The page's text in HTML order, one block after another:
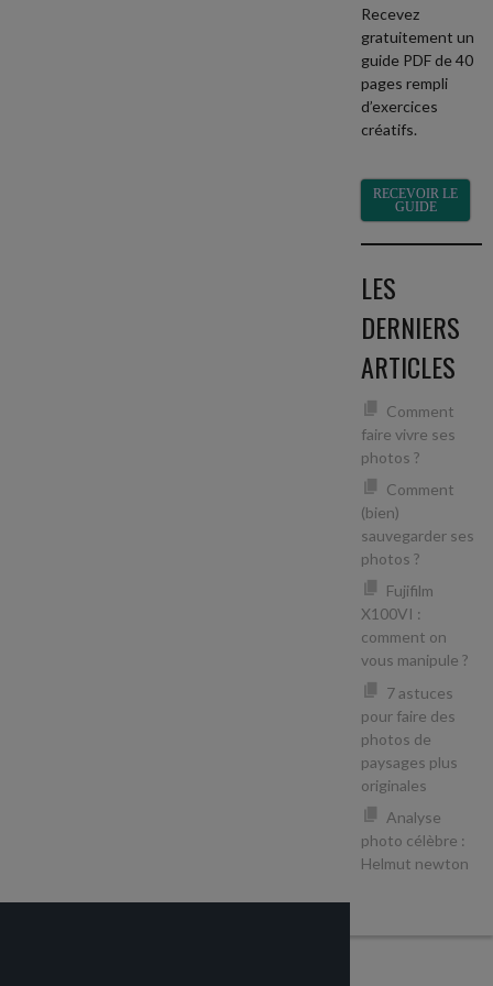
Recevez
gratuitement un
guide PDF de 40
pages rempli
d’exercices
créatifs.
RECEVOIR LE
GUIDE
LES
DERNIERS
ARTICLES
Comment
faire vivre ses
photos ?
Comment
(bien)
sauvegarder ses
photos ?
Fujifilm
X100VI :
comment on
vous manipule ?
7 astuces
pour faire des
photos de
paysages plus
originales
Analyse
photo célèbre :
Helmut newton